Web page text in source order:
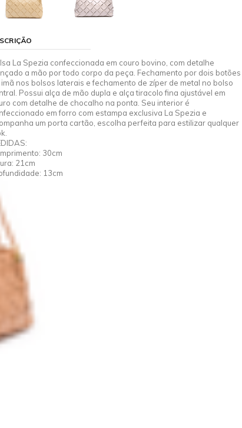
La Spezia confeccionada em couro bovino, com detalhe
a mão por todo corpo da peça. Fechamento por dois botões
imã nos bolsos laterais e fechamento de zíper de metal no bolso
Possui alça de mão dupla e alça tiracolo fina ajustável em
com detalhe de chocalho na ponta. Seu interior é
em forro com estampa exclusiva La Spezia e
um porta cartão, escolha perfeita para estilizar qualquer
30cm
21cm
13cm